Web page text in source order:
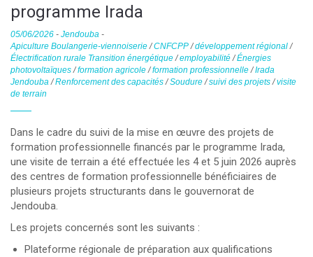
programme Irada
05/06/2026 - Jendouba -
Apiculture Boulangerie-viennoiserie/CNFCPP/développement régional/
Électrification rurale Transition énergétique/employabilité/Énergies
photovoltaïques/formation agricole/formation professionnelle/Irada
Jendouba/Renforcement des capacités/Soudure/suivi des projets/visite
de terrain
Dans le cadre du suivi de la mise en œuvre des projets de
formation professionnelle financés par le programme Irada,
une visite de terrain a été effectuée les 4 et 5 juin 2026 auprès
des centres de formation professionnelle bénéficiaires de
plusieurs projets structurants dans le gouvernorat de
Jendouba.
Les projets concernés sont les suivants :
Plateforme régionale de préparation aux qualifications